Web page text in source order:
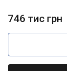
746 тис грн